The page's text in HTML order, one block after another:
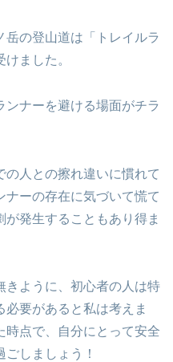
岳の登山道は「トレイルラ
ました。
ンナーを避ける場面がチラ
人との擦れ違いに慣れて
ナーの存在に気づいて慌て
発生することもあり得ま
ように、初心者の人は特
要があると私は考えま
時点で、自分にとって安全
しましょう！